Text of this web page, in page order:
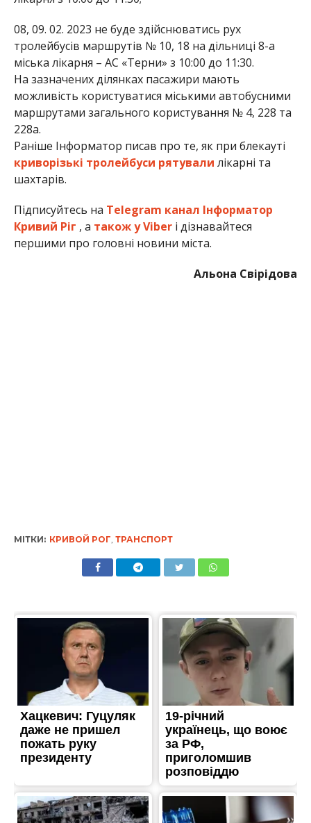
08, 09. 02. 2023 не буде здійснюватись рух
тролейбусів маршрутів № 10, 18 на дільниці 8-а
міська лікарня – АС «Терни» з 10:00 до 11:30.
На зазначених ділянках пасажири мають
можливість користуватися міськими автобусними
маршрутами загального користування № 4, 228 та
228а.
Раніше Інформатор писав про те, як при блекауті
криворізькі тролейбуси рятували лікарні та
шахтарів.
Підписуйтесь на Telegram канал Інформатор
Кривий Ріг , а також у Viberі дізнавайтеся
першими про головні новини міста.
Альона Свірідова
МІТКИ: КРИВОЙ РОГ ТРАНСПОРТ